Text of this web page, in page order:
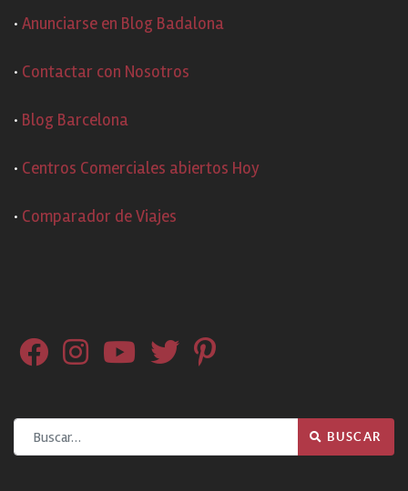
· Anunciarse en Blog Badalona
· Contactar con Nosotros
· Blog Barcelona
· Centros Comerciales abiertos Hoy
· Comparador de Viajes
Buscar BUSCAR